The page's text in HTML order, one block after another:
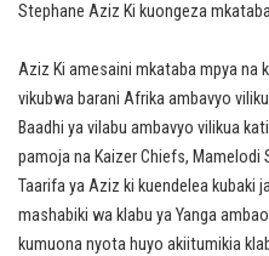
Stephane Aziz Ki kuongeza
Aziz Ki amesaini mkataba mpya na
vikubwa barani Afrika ambavyo
Baadhi ya vilabu ambavyo vilikua
pamoja na Kaizer Chiefs, Mamelodi
Taarifa ya Aziz ki kuendelea kubaki
mashabiki wa klabu ya Yanga
kumuona nyota huyo akiitumikia